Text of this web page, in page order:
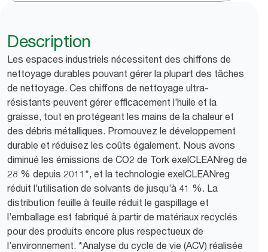
Description
Les espaces industriels nécessitent des chiffons de
nettoyage durables pouvant gérer la plupart des tâches
de nettoyage. Ces chiffons de nettoyage ultra-
résistants peuvent gérer efficacement l’huile et la
graisse, tout en protégeant les mains de la chaleur et
des débris métalliques. Promouvez le développement
durable et réduisez les coûts également. Nous avons
diminué les émissions de CO2 de Tork exelCLEANreg de
28 % depuis 2011*, et la technologie exelCLEANreg
réduit l’utilisation de solvants de jusqu’à 41 %. La
distribution feuille à feuille réduit le gaspillage et
l’emballage est fabriqué à partir de matériaux recyclés
pour des produits encore plus respectueux de
l’environnement. *Analyse du cycle de vie (ACV) réalisée